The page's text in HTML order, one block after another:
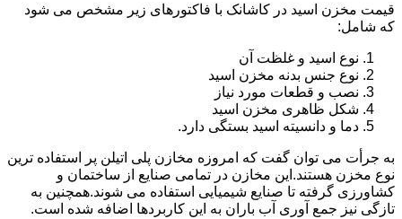
قیمت مخزن اسید در کاشانک با فاکتورهای زیر مشخص می شود
که شامل:
نوع اسید و غلظت آن
نوع جنس بدنه مخزن اسید
نصب و قطعات مورد نیاز
شکل ظاهری مخزن اسید
دما و دانسیته اسید بستگی دارد.
به جرأت می توان گفت که امروزه مخازن پلی اتیلن پر استفاده ترین
نوع مخزن هستند.این مخازن در تمامی صنایع از ساختمان و
کشاورزی گرفته تا صنایع شیمیایی استفاده می شوند.همچنین به
تازگی نیز جمع آوری آب باران به این کاربردها اضافه شده است.